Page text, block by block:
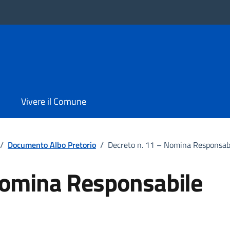
Vivere il Comune
/ Documento Albo Pretorio / Decreto n. 11 – Nomina
Responsabile